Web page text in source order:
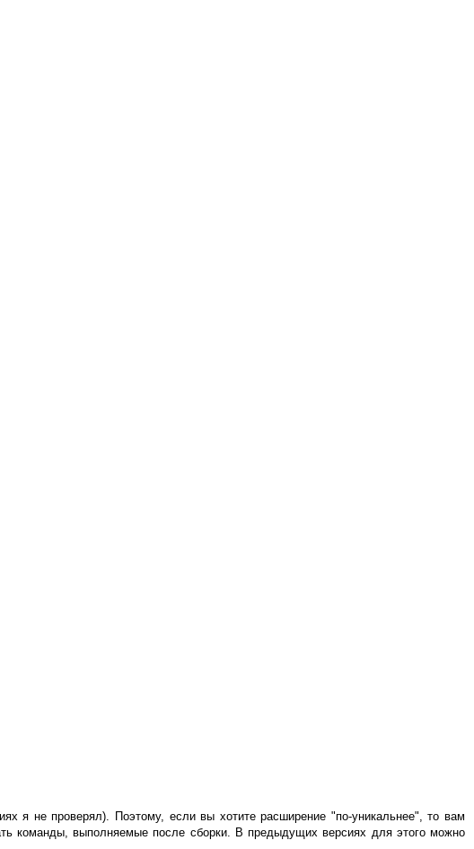
я не проверял). Поэтому, если вы хотите расширение "по-уникальнее", то вам
команды, выполняемые после сборки. В предыдущих версиях для этого можно